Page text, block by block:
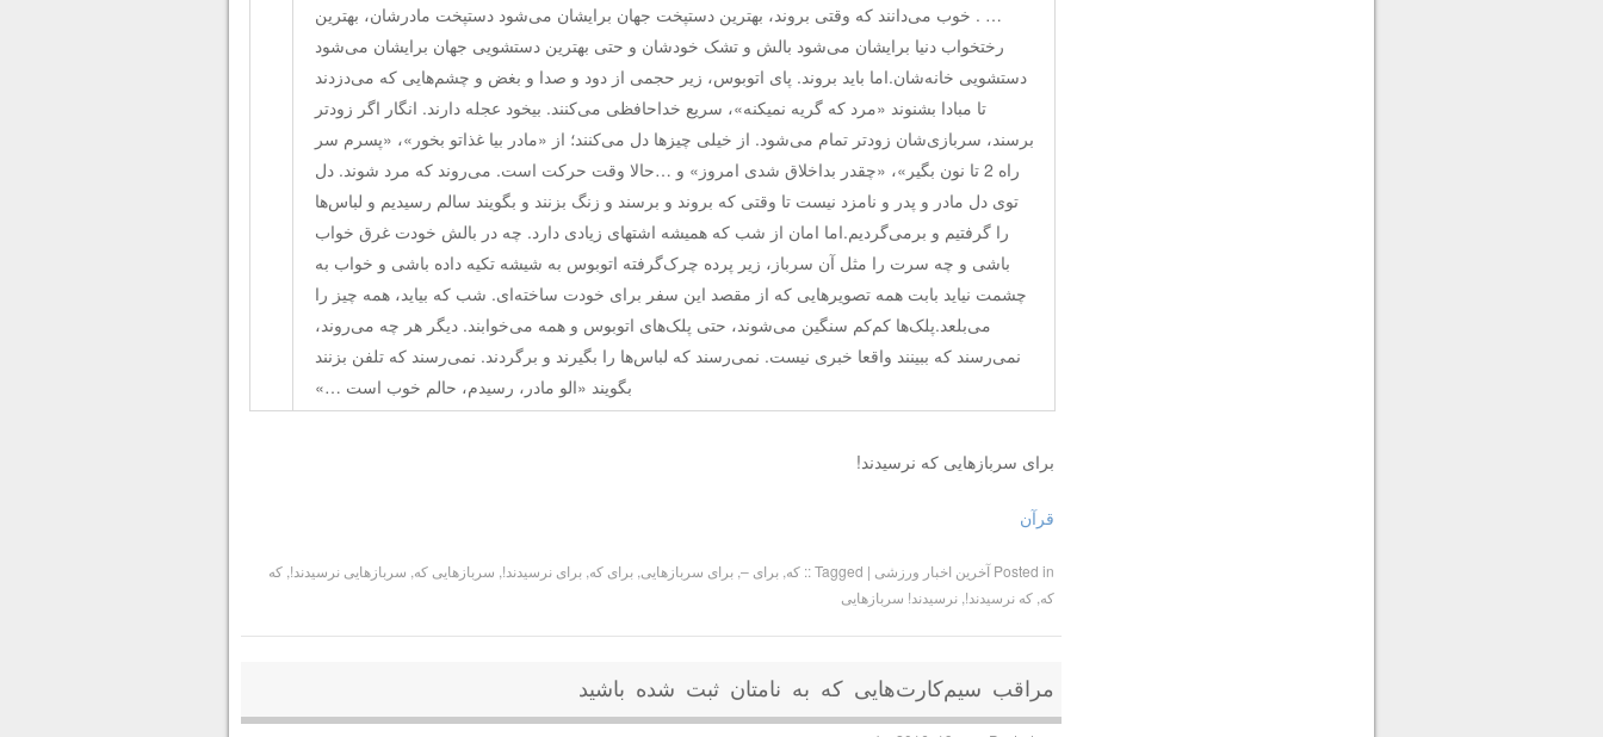
… . خوب می‌دانند که وقتی بروند، بهترین دستپخت جهان برایشان می‌شود دستپخت مادرشان، بهترین
رختخواب دنیا برایشان می‌شود بالش و تشک خودشان و حتی بهترین دستشویی جهان برایشان می‌شود
دستشویی خانه‌شان.اما باید بروند. پای اتوبوس، زیر حجمی از دود و صدا و بغض و چشم‌هایی که می‌دزدند
تا مبادا بشنوند «مرد که گریه نمیکنه»، سریع خداحافظی می‌کنند. بیخود عجله دارند. انگار اگر زودتر
برسند، سربازی‌شان زودتر تمام می‌شود. از خیلی چیزها دل می‌کنند؛ از «مادر بیا غذاتو بخور»، «پسرم سر
راه 2 تا نون بگیر»، «چقدر بداخلاق شدی امروز» و …حالا وقت حرکت است. می‌روند که مرد شوند. دل
توی دل مادر و پدر و نامزد نیست تا وقتی که بروند و برسند و زنگ بزنند و بگویند سالم رسیدیم و لباس‌ها
را گرفتیم و برمی‌گردیم.اما امان از شب که همیشه اشتهای زیادی دارد. چه در بالش خودت غرق خواب
باشی و چه سرت را مثل آن سرباز، زیر پرده چرک‌گرفته اتوبوس به شیشه تکیه داده باشی و خواب به
چشمت نیاید بابت همه تصویرهایی که از مقصد این سفر برای خودت ساخته‌ای. شب که بیاید، همه چیز را
می‌بلعد.پلک‌ها کم‌کم سنگین می‌شوند، حتی پلک‌های اتوبوس و همه می‌خوابند. دیگر هر چه می‌روند،
نمی‌رسند که ببینند واقعا خبری نیست. نمی‌رسند که لباس‌ها را بگیرند و برگردند. نمی‌رسند که تلفن بزنند
بگویند «الو مادر، رسیدم، حالم خوب است …»
برای سربازهایی که نرسیدند!
قرآن
Posted in آخرین اخبار ورزشی |
Tagged:: که ,برای – ,برای سربازهایی ,برای که ,برای نرسیدند! سربازهایی که سربازهایی نرسیدند! ,که
که ,که نرسیدند! ,نرسیدند! سربازهایی
مراقب سیم‌کارت‌هایی که به نامتان ثبت شده باشید